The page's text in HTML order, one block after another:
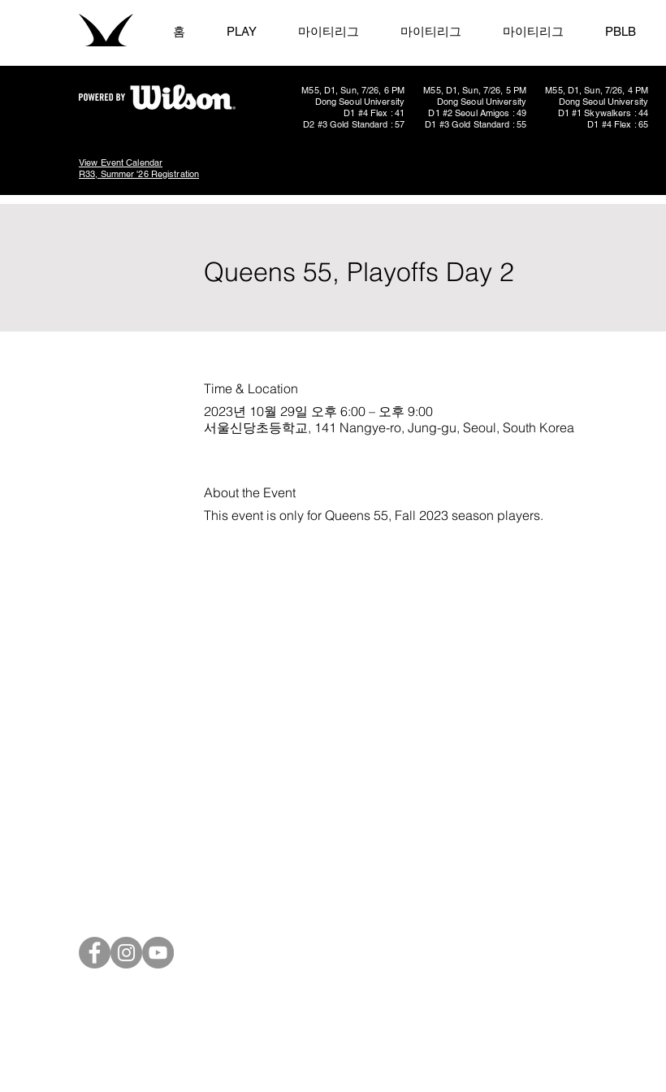
홈 PLAY 마이티리그 마이티리그 마이티리그 PBLB
M55, D1, Sun, 7/26, 6 PM
Dong Seoul University
D1 #4 Flex : 41
D2 #3 Gold Standard : 57
M55, D1, Sun, 7/26, 5 PM
Dong Seoul University
D1 #2 Seoul Amigos : 49
D1 #3 Gold Standard : 55
M55, D1, Sun, 7/26, 4 PM
Dong Seoul University
D1 #1 Skywalkers : 44
D1 #4 Flex : 65
View Event Calendar
R33, Summer '26 Registration
Queens 55, Playoffs Day 2
Time & Location
2023년 10월 29일 오후 6:00 – 오후 9:00
서울신당초등학교, 141 Nangye-ro, Jung-gu, Seoul, South Korea
About the Event
This event is only for Queens 55, Fall 2023 season players.